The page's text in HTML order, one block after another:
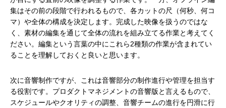
集はその前の段階で行われるもので、各カットの尺（何秒、何コ
マ）や全体の構成を決定します。完成した映像を扱うのではな
く、素材の編集を通じて全体の流れを組み立てる作業と考えてく
ださい。編集という言葉の中にこれら2種類の作業が含まれてい
ることを理解しておくと良いと思います。
次に音響制作ですが、これは音響部分の制作進行や管理を担当す
る役割です。プロダクトマネジメントの音響版と言えるもので、
スケジュールやクオリティの調整、音響チームの進行を円滑に行